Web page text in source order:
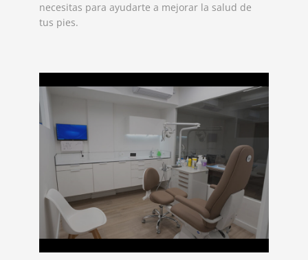
necesitas para ayudarte a mejorar la salud de
tus pies.